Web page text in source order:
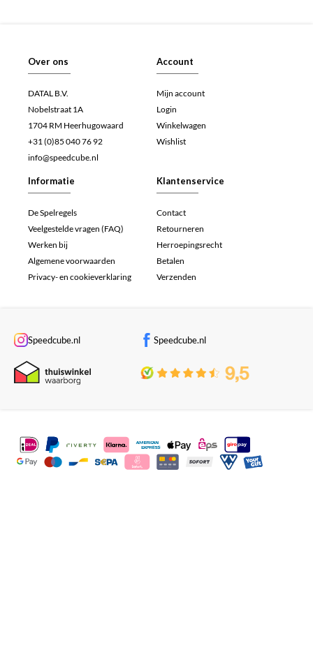
Over ons
DATAL B.V.
Nobelstraat 1A
1704 RM Heerhugowaard
+31 (0)85 040 76 92
info@speedcube.nl
Account
Mijn account
Login
Winkelwagen
Wishlist
Informatie
De Spelregels
Veelgestelde vragen (FAQ)
Werken bij
Algemene voorwaarden
Privacy- en cookieverklaring
Klantenservice
Contact
Retourneren
Herroepingsrecht
Betalen
Verzenden
Speedcube.nl Speedcube.nl